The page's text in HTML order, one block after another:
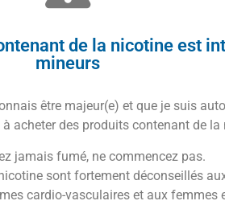
À l’inspiration, c’est la
Cette douceur est
pointe d’acidité rafraîchissante
de la nicotine est
mineurs
être majeur(e) et que je suis
acheter des produits contenant de la
jamais fumé, ne commencez pas.
sont fortement déconseillés
cardio-vasculaires et aux femmes